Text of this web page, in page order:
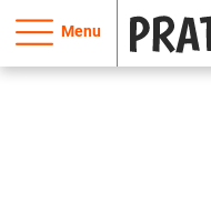
Menu